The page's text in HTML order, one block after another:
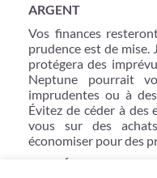
ARGENT
Vos finances
prudence est de mise.
protégera des
Neptune pourrait
imprudentes ou à
Évitez de céder à des
vous sur des
économiser pour des
SANTÉ